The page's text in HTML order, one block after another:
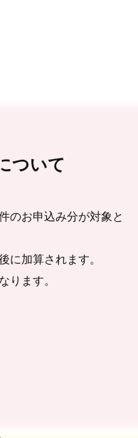
ついて
のお申込み分が対象と
に加算されます。
ります。